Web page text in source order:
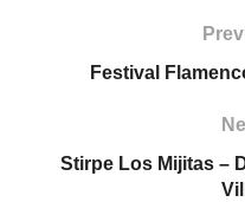
Festival
Stirpe Los Mijitas –